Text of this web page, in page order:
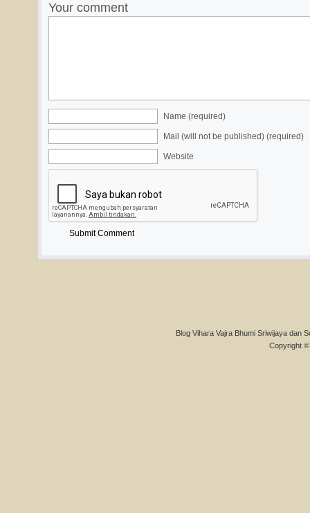
Your comment
Name (required)
Mail (will not be published) (required)
Website
Blog Vihara Vajra Bhumi Sriwijaya dan
Copyright ©